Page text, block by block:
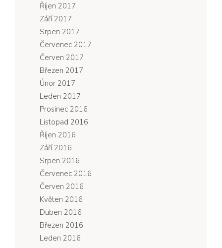
Říjen 2017
Září 2017
Srpen 2017
Červenec 2017
Červen 2017
Březen 2017
Únor 2017
Leden 2017
Prosinec 2016
Listopad 2016
Říjen 2016
Září 2016
Srpen 2016
Červenec 2016
Červen 2016
Květen 2016
Duben 2016
Březen 2016
Leden 2016